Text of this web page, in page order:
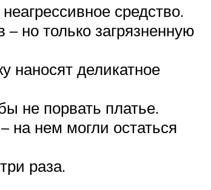
средство.
но только загрязненную
наносят деликатное
не порвать платье.
на нем могли остаться
раза.